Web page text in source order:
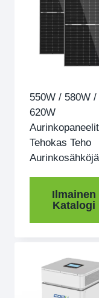
550W / 580W /
620W
Tehokas Teho
Ilmainen
Katalogi